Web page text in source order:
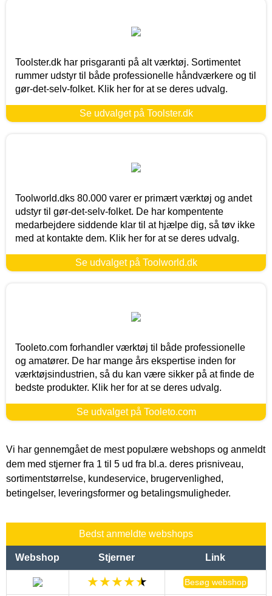
Toolster.dk har prisgaranti på alt værktøj. Sortimentet
rummer udstyr til både professionelle håndværkere og til
gør-det-selv-folket. Klik her for at se deres udvalg.
Se udvalget på Toolster.dk
Toolworld.dks 80.000 varer er primært værktøj og andet
udstyr til gør-det-selv-folket. De har kompentente
medarbejdere siddende klar til at hjælpe dig, så tøv ikke
med at kontakte dem. Klik her for at se deres udvalg.
Se udvalget på Toolworld.dk
Tooleto.com forhandler værktøj til både professionelle
og amatører. De har mange års ekspertise inden for
værktøjsindustrien, så du kan være sikker på at finde de
bedste produkter. Klik her for at se deres udvalg.
Se udvalget på Tooleto.com
Vi har gennemgået de mest populære webshops og anmeldt
dem med stjerner fra 1 til 5 ud fra bl.a. deres prisniveau,
sortimentstørrelse, kundeservice, brugervenlighed,
betingelser, leveringsformer og betalingsmuligheder.
Bedst anmeldte webshops
Webshop Stjerner Link
Besøg webshop